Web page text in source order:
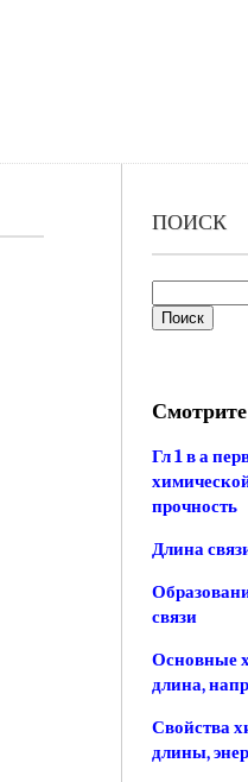
ПОИСК
Гл 1 в а
прочность
Длина
связи
Основные
длина,
Свойства
длины,